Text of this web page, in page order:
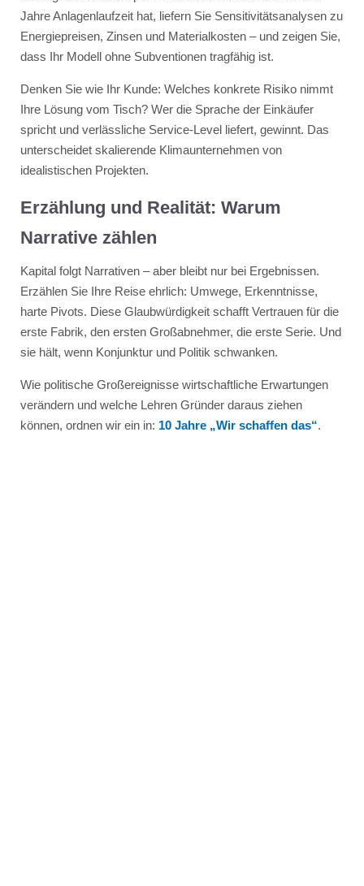
Jahre Anlagenlaufzeit hat, liefern Sie Sensitivitätsanalysen zu
Energiepreisen, Zinsen und Materialkosten – und zeigen Sie,
dass Ihr Modell ohne Subventionen tragfähig ist.
Denken Sie wie Ihr Kunde: Welches konkrete Risiko nimmt
Ihre Lösung vom Tisch? Wer die Sprache der Einkäufer
spricht und verlässliche Service-Level liefert, gewinnt. Das
unterscheidet skalierende Klimaunternehmen von
idealistischen Projekten.
Erzählung und Realität: Warum
Narrative zählen
Kapital folgt Narrativen – aber bleibt nur bei Ergebnissen.
Erzählen Sie Ihre Reise ehrlich: Umwege, Erkenntnisse,
harte Pivots. Diese Glaubwürdigkeit schafft Vertrauen für die
erste Fabrik, den ersten Großabnehmer, die erste Serie. Und
sie hält, wenn Konjunktur und Politik schwanken.
Wie politische Großereignisse wirtschaftliche Erwartungen
verändern und welche Lehren Gründer daraus ziehen
können, ordnen wir ein in: 10 Jahre „Wir schaffen das“.